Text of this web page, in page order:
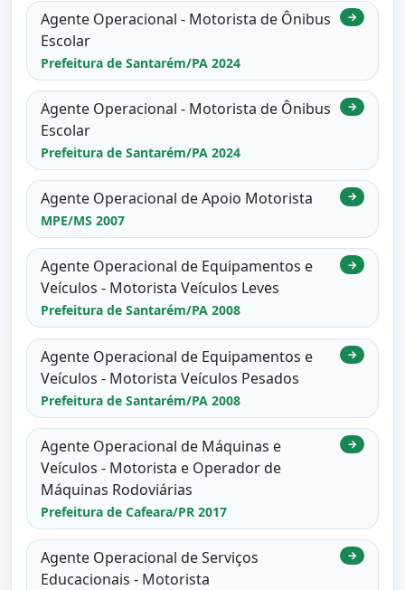
Agente Operacional - Motorista de Ônibus
Escolar
Prefeitura de Santarém/PA 2024
→
Agente Operacional - Motorista de Ônibus
Escolar
Prefeitura de Santarém/PA 2024
→
Agente Operacional de Apoio Motorista
MPE/MS 2007
→
Agente Operacional de Equipamentos e
Veículos - Motorista Veículos Leves
Prefeitura de Santarém/PA 2008
→
Agente Operacional de Equipamentos e
Veículos - Motorista Veículos Pesados
Prefeitura de Santarém/PA 2008
→
Agente Operacional de Máquinas e
Veículos - Motorista e Operador de
Máquinas Rodoviárias
Prefeitura de Cafeara/PR 2017
→
Agente Operacional de Serviços
Educacionais - Motorista
→